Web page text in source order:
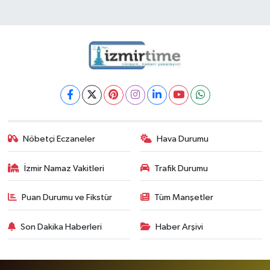
Nöbetçi Eczaneler Hava Durumu
İzmir Namaz Vakitleri Trafik Durumu
Puan Durumu ve Fikstür Tüm Manşetler
Son Dakika Haberleri Haber Arşivi